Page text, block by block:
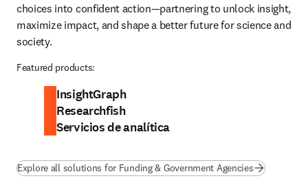
choices into confident action—partnering to unlock insight,
maximize impact, and shape a better future for science and
society.
Featured products:
InsightGraph
Researchfish
Servicios de analítica
Explore all solutions for Funding & Government Agencies